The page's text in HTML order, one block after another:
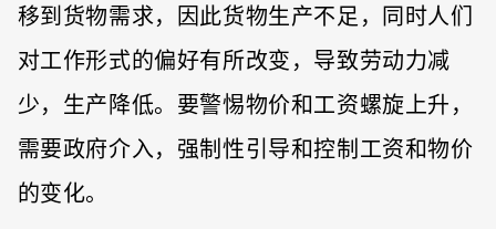
移到货物需求，因此货物生产不足，同时人们
对工作形式的偏好有所改变，导致劳动力减
少，生产降低。要警惕物价和工资螺旋上升，
需要政府介入，强制性引导和控制工资和物价
的变化。